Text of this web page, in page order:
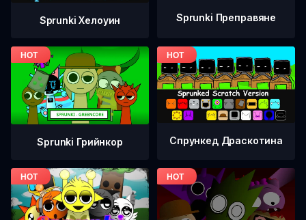
Sprunki Хелоуин Sprunki Преправяне
Sprunki Грийнкор Спрункед Драскотина